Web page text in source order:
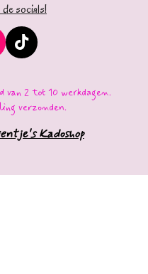
socials!
T
i
T
o
van 2 tot 10 werkdagen.
verzonden.
Kadoshop